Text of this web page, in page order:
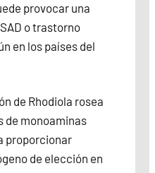
provocar una
o trastorno
en los países del
de Rhodiola rosea
de monoaminas
proporcionar
de elección en